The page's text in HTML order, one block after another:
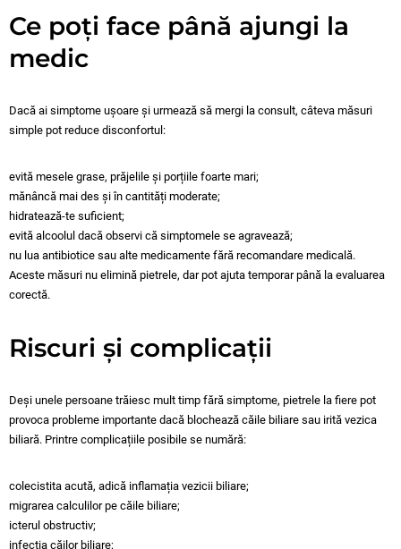
Ce poți face până ajungi la
medic
Dacă ai simptome ușoare și urmează să mergi la consult, câteva măsuri
simple pot reduce disconfortul:
evită mesele grase, prăjelile și porțiile foarte mari;
mănâncă mai des și în cantități moderate;
hidratează-te suficient;
evită alcoolul dacă observi că simptomele se agravează;
nu lua antibiotice sau alte medicamente fără recomandare medicală.
Aceste măsuri nu elimină pietrele, dar pot ajuta temporar până la evaluarea
corectă.
Riscuri și complicații
Deși unele persoane trăiesc mult timp fără simptome, pietrele la fiere pot
provoca probleme importante dacă blochează căile biliare sau irită vezica
biliară. Printre complicațiile posibile se numără:
colecistita acută, adică inflamația vezicii biliare;
migrarea calculilor pe căile biliare;
icterul obstructiv;
infecția căilor biliare;